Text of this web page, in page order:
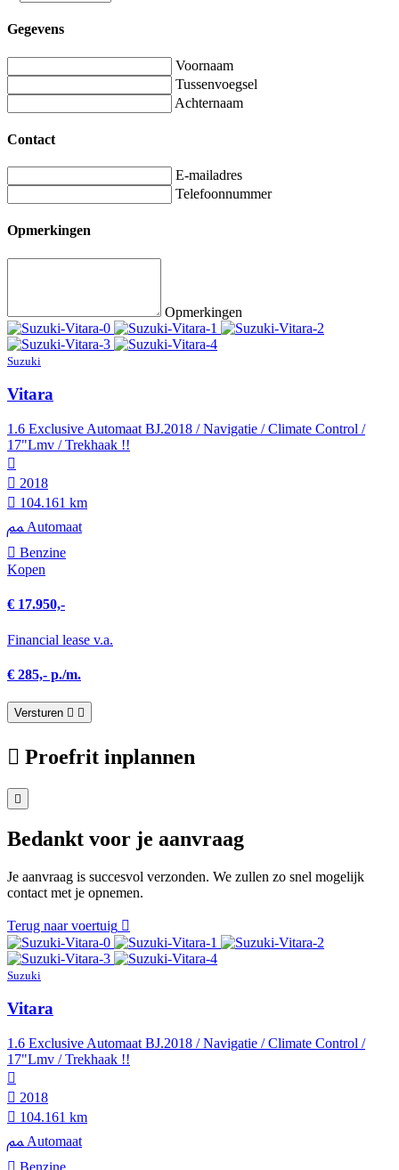
Gegevens
Voornaam
Tussenvoegsel
Achternaam
Contact
E-mailadres
Telefoonnummer
Opmerkingen
Opmerkingen
Suzuki
Vitara
1.6 Exclusive Automaat BJ.2018 / Navigatie / Climate Control /
17"Lmv / Trekhaak !!
2018
104.161 km
Automaat
Benzine
Kopen
€ 17.950,-
Financial lease v.a.
€ 285,- p./m.
Versturen
Proefrit inplannen
Bedankt voor je aanvraag
Je aanvraag is succesvol verzonden. We zullen zo snel mogelijk
contact met je opnemen.
Terug naar voertuig
Suzuki
Vitara
1.6 Exclusive Automaat BJ.2018 / Navigatie / Climate Control /
17"Lmv / Trekhaak !!
2018
104.161 km
Automaat